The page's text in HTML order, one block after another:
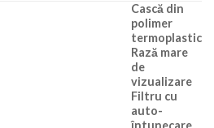
Cască din
polimer
termoplastic
Rază mare
de
vizualizare
Filtru cu
auto-
întunecare